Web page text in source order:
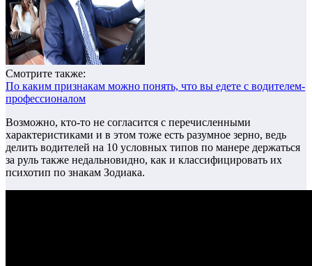
Смотрите также:
По каким признакам можно понять, что вы едете с водителем-
профессионалом
Возможно, кто-то не согласится с перечисленными
характеристиками и в этом тоже есть разумное зерно, ведь
делить водителей на 10 условных типов по манере держаться
за руль также недальновидно, как и классифицировать их
психотип по знакам Зодиака.